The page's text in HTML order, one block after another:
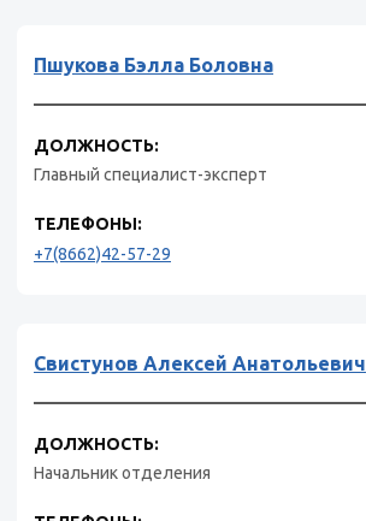
Пшукова Бэлла Боловна
ДОЛЖНОСТЬ:
Главный специалист-эксперт
ТЕЛЕФОНЫ:
+7(8662)42-57-29
Свистунов Алексей Анатольевич
ДОЛЖНОСТЬ:
Начальник отделения